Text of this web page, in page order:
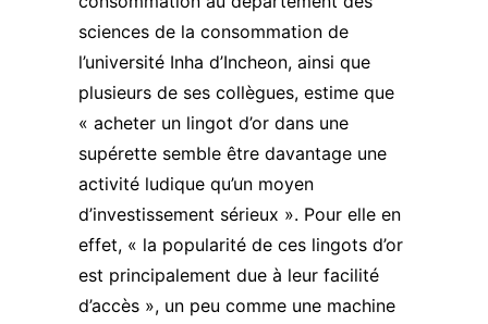
sciences de la consommation de
l’université Inha d’Incheon, ainsi que
plusieurs de ses collègues, estime que
« acheter un lingot d’or dans une
supérette semble être davantage une
activité ludique qu’un moyen
d’investissement sérieux ». Pour elle en
effet, « la popularité de ces lingots d’or
est principalement due à leur facilité
d’accès », un peu comme une machine